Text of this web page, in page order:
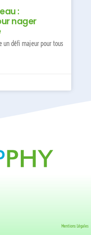
:
nager
un défi majeur pour tous
Mentions Légales